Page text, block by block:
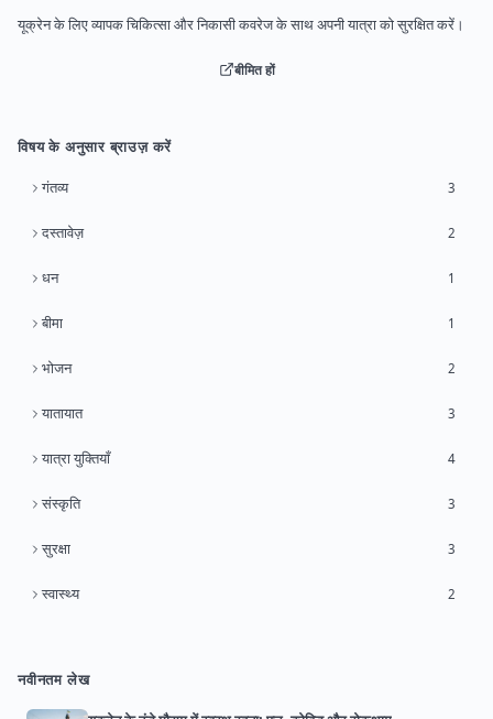
यूक्रेन के लिए व्यापक चिकित्सा और निकासी कवरेज के साथ अपनी यात्रा को सुरक्षित करें।
बीमित हों
विषय के अनुसार ब्राउज़ करें
गंतव्य 3
दस्तावेज़ 2
धन 1
बीमा 1
भोजन 2
यातायात 3
यात्रा युक्तियाँ 4
संस्कृति 3
सुरक्षा 3
स्वास्थ्य 2
नवीनतम लेख